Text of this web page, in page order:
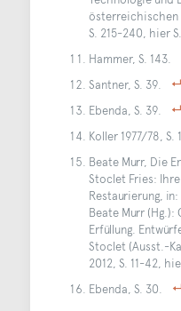
österreichischen
S. 215-240, hier
Hammer, S. 143.
Santner, S. 39.
Ebenda, S. 39.
Koller 1977/78, S.
Beate Murr, Die
Stoclet Fries:
Restaurierung,
Beate Murr (Hg.):
Erfüllung.
Stoclet (Ausst.-
2012, S. 11-42,
Ebenda, S. 30.